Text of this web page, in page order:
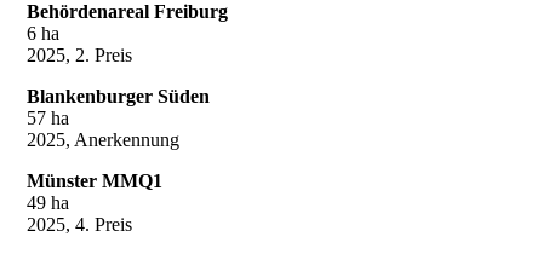
Behördenareal Freiburg
6 ha
2025, 2. Preis
Blankenburger Süden
57 ha
2025, Anerkennung
Münster MMQ1
49 ha
2025, 4. Preis